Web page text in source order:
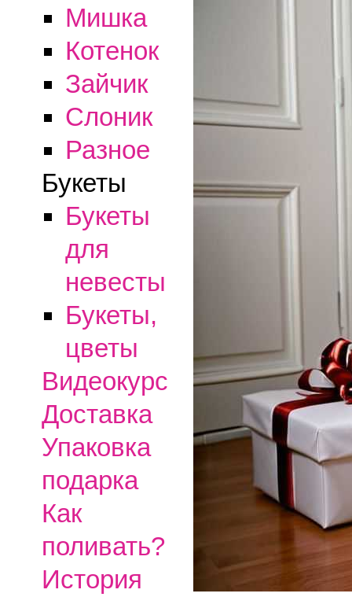
Мишка
Котенок
Зайчик
Слоник
Разное
Букеты
Букеты
для
невесты
Букеты,
цветы
Видеокурс
Доставка
Упаковка
подарка
Как
поливать?
История